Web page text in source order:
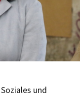
und